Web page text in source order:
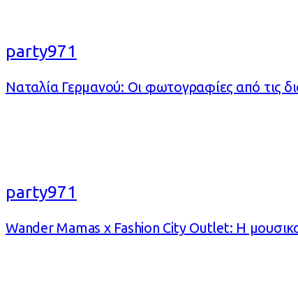
party971
Ναταλία Γερμανού: Οι φωτογραφίες από τις
party971
Wander Mamas x Fashion City Outlet: Η